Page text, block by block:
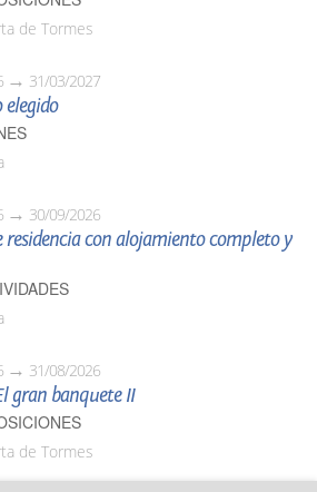
de Tormes
31/03/2027
30/09/2026
residencia con alojamiento completo y
31/08/2026
gran banquete II
de Tormes